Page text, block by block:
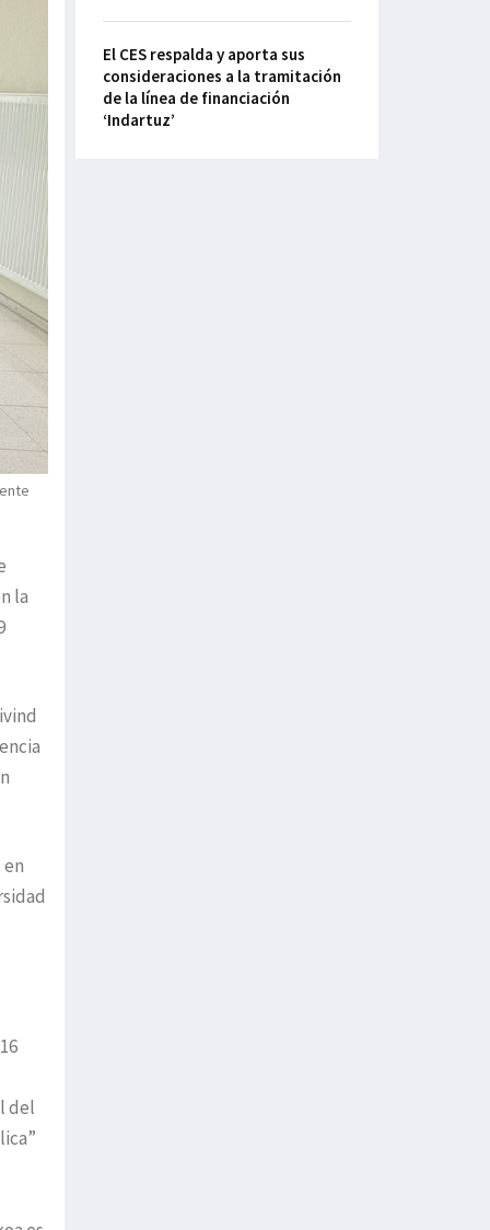
la
del
El CES respalda y aporta sus
consideraciones a la tramitación
de la línea de financiación
‘Indartuz’